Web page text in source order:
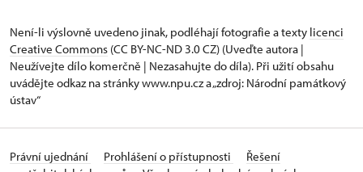
Není-li výslovně uvedeno jinak, podléhají fotografie a texty licenci
Creative Commons (CC BY-NC-ND 3.0 CZ) (Uveďte autora |
Neužívejte dílo komerčně | Nezasahujte do díla). Při užití obsahu
uvádějte odkaz na stránky www.npu.cz a „zdroj: Národní památkový
ústav“
Právní ujednání Prohlášení o přístupnosti
Řešení